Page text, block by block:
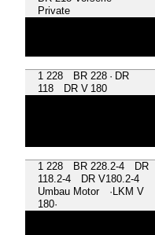
Private
1 228 BR 228 · DR
118 DR V 180
1 228 BR 228.2-4 DR
118.2-4 DR V180.2-4
Umbau Motor ·LKM V
180·